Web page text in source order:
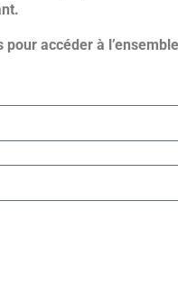
accéder à